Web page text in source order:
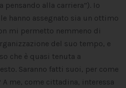
pensando alla carriera”). Io
hanno assegnato sia un ottimo
mi permetto nemmeno di
del suo tempo, e
che è quasi tenuta a
Saranno fatti suoi, per come
me, come cittadina, interessa